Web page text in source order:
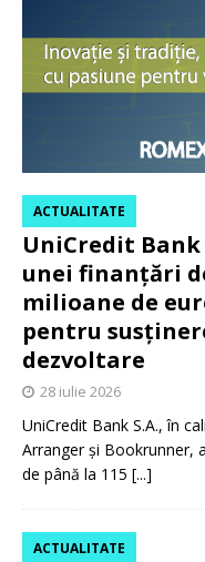
UniCredit
unei finanțări
milioane de
pentru
dezvoltare
ACTUALITATE
28 iulie 2026
UniCredit Bank S.A., în
Arranger și Bookrunner,
de până la 115 [...]
ACTUALITATE